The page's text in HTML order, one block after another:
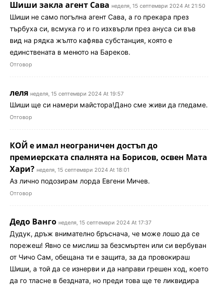
Шиши закла агент Сава неделя, 15 септември 2024 At 21:50
Шиши не само погълна агент Сава, а го прекара през
търбуха си, всмука го и го изхвърли през ануса си във
вид на рядка жълто кафява субстанция, която е
единствената в менюто на Бареков.
Отговор
леля неделя, 15 септември 2024 At 19:57
Шиши ще си намери майстора!Дано сме живи да гледаме.
Отговор
КОЙ е имал неограничен достъп до
премиерската спалнята на Борисов, освен Мата
Хари? неделя, 15 септември 2024 At 18:01
Аз лично подозирам лорда Евгени Мичев.
Отговор
Дедо Ванго неделя, 15 септември 2024 At 17:37
Дудук, дръж внимателно бръснача, че може лошо да се
порежеш! Явно се мислиш за безсмъртен или си вербуван
от Чичо Сам, обещана ти е защита, за да провокираш
Шиши, а той да се изнерви и да направи грешен ход, което
да го тласне в бездната, но преди това ще те ликвидира